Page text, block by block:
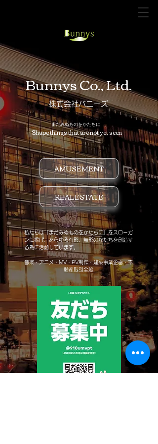
Bunnys Co., Ltd.
​株式会社バニーズ
​まだみぬものをかたちに
Shape things that are not yet seen
AMUSEMENT
REALESTATE
​私たちは『まだみぬものをかたちに』をスローガ
ンに掲げ、あらゆる有形、無形のかたちを創造す
る為に活動しています。
音楽・アニメ・MV・PV制作・建築事業企画・不
動産取引全般